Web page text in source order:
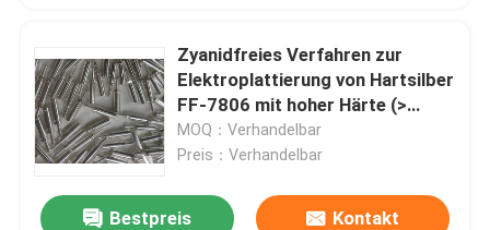
Produkte
Videos
Über uns
Zyanidfreies Verfahren zur
Elektroplattierung von Hartsilber
FF-7806 mit hoher Härte (>
120Hv)
MOQ：Verhandelbar
Preis：Verhandelbar
Bestpreis Kontakt